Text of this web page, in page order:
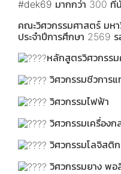
#dek69 มากกว่า 300 ที่
คณะวิศวกรรมศาสตร์ ม
ประจำปีการศึกษา 2569
หลักสูตรวิศวกรร
วิศวกรรมชีวการ
วิศวกรรมไฟฟ้า
วิศวกรรมเครื่องก
วิศวกรรมโลจิสติ
วิศวกรรมยาง พอ